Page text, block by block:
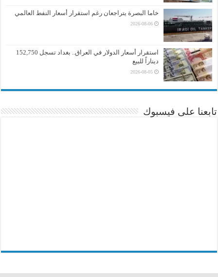
خاما البصرة يتراجعان رغم استقرار أسعار النفط العالمي
2026-08-06
استقرار أسعار الدولار في العراق.. بغداد تسجل 152,750
ديناراً للبيع
2026-08-05
تابعنا على فيسبوك